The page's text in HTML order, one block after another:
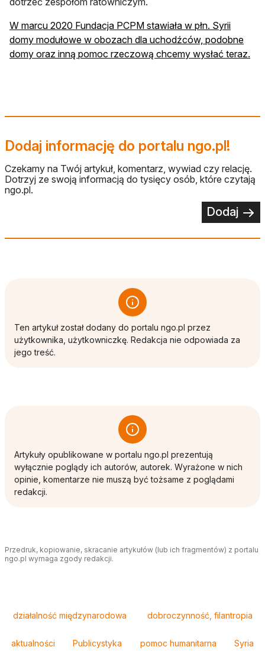
W marcu 2020 Fundacja PCPM stawiała w płn. Syrii
domy modułowe w obozach dla uchodźców, podobne
domy oraz inną pomoc rzeczową chcemy wysłać teraz.
Dodaj informację do portalu ngo.pl!
Czekamy na Twój artykuł, komentarz, wywiad czy relację.
Dotrzyj ze swoją informacją do tysięcy osób, które czytają
ngo.pl.
Dodaj
Ten artykuł został dodany do portalu ngo.pl przez
użytkownika, użytkowniczkę. Redakcja nie odpowiada za
jego treść.
Artykuły opublikowane w portalu ngo.pl prezentują
wyłącznie poglądy ich autorów, autorek. Wyrażone w nich
opinie, komentarze nie muszą być tożsame z poglądami
redakcji.
Przedruk, kopiowanie, skracanie artykułów (lub ich fragmentów) z portalu
ngo.pl wymaga zgody redakcji.
działalność międzynarodowa dobroczynność, filantropia
aktualności Publicystyka pomoc humanitarna Syria